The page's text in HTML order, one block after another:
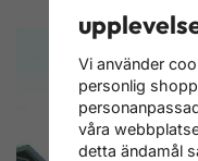
Vi använder
personlig
våra
detta ändamål